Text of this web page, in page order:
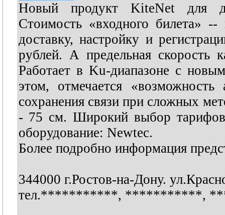
Новый продукт KiteNet для
Стоимость «входного билета»
доставку, настройку и
рублей. А предельная скорость
Работает в Ku-диапазоне с
этом, отмечается
сохранения связи при сложных
- 75 см. Широкий выбор тарифов
оборудование: Newtec.
Более подробно информация
344000 г.Ростов-на-Дону.
тел.***********, ***********,